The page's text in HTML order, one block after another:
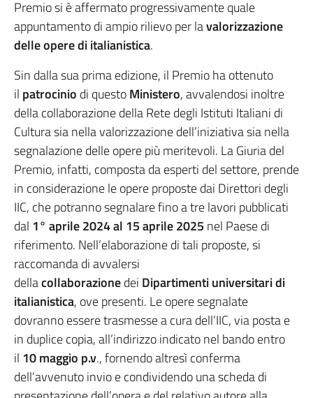
Premio si è affermato progressivamente quale
appuntamento di ampio rilievo per lavalorizzazione
delle opere di italianistica.
Sin dalla sua prima edizione, il Premio ha ottenuto
il patrocinio di questoMinistero, avvalendosi inoltre
della collaborazione della Rete degli Istituti Italiani di
Cultura sia nella valorizzazione dell’iniziativa sia nella
segnalazione delle opere più meritevoli. La Giuria del
Premio, infatti, composta da esperti del settore, prende
in considerazione le opere proposte dai Direttori degli
IIC, che potranno segnalare fino a tre lavori pubblicati
dal 1° aprile 2024 al 15 aprile 2025 nel Paese di
riferimento. Nell’elaborazione di tali proposte, si
raccomanda di avvalersi
dellacollaborazionedei Dipartimenti universitari di
italianistica, ove presenti. Le opere segnalate
dovranno essere trasmesse a cura dell’IIC, via posta e
in duplice copia, all’indirizzo indicato nel bando entro
il 10 maggio p.v., fornendo altresì conferma
dell’avvenuto invio e condividendo una scheda di